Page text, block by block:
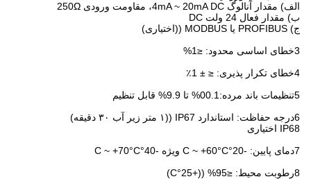
الف) مقدار آنالوگ 4mA ~ 20mA DC، مقاومت ورودی 250Ω
ب) مقدار فعال 24 ولت DC
ج) PROFIBUS یا MODBUS ((اختیاری)
4خطای تکرار پذیری: ≤ ± 1٪
5تنظیمات باند مرده:00.1% تا 9.9% قابل تنظیم
6درجه حفاظت: استاندارد IP67 ((۱ متر زیر آب ۳۰ دقیقه)
IP68 اختیاری
8رطوبت محیط: ≤95% ((+25°C)